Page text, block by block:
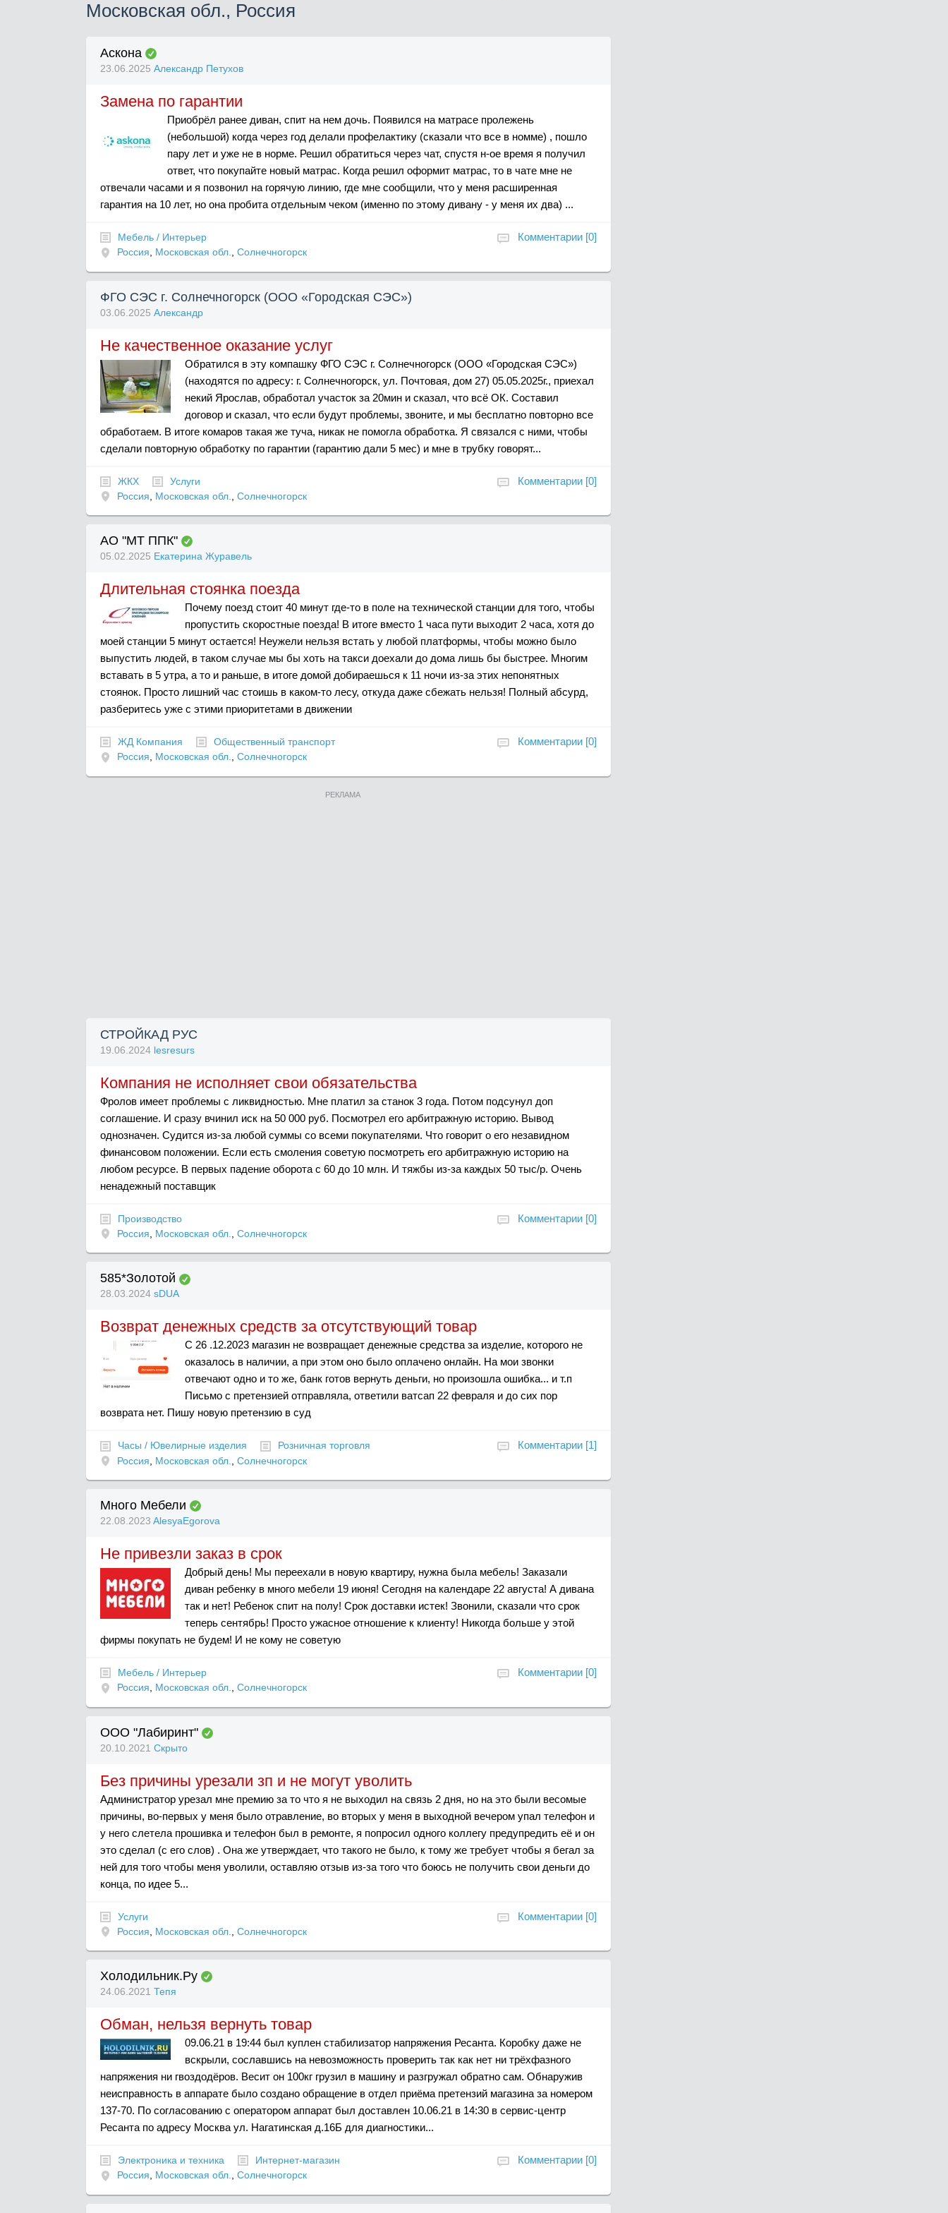
Московская обл., Россия
Аскона
23.06.2025 Александр Петухов
Замена по гарантии
Приобрёл ранее диван, спит на нем дочь. Появился на матрасе пролежень
(небольшой) когда через год делали профелактику (сказали что все в номме) , пошло
пару лет и уже не в норме. Решил обратиться через чат, спустя н-ое время я получил
ответ, что покупайте новый матрас. Когда решил оформит матрас, то в чате мне не
отвечали часами и я позвонил на горячую линию, где мне сообщили, что у меня расширенная
гарантия на 10 лет, но она пробита отдельным чеком (именно по этому дивану - у меня их два) ...
Комментарии [0]
Мебель / Интерьер
Россия, Московская обл., Солнечногорск
ФГО СЭС г. Солнечногорск (ООО «Городская СЭС»)
03.06.2025 Александр
Не качественное оказание услуг
Обратился в эту компашку ФГО СЭС г. Солнечногорск (ООО «Городская СЭС»)
(находятся по адресу: г. Солнечногорск, ул. Почтовая, дом 27) 05.05.2025г., приехал
некий Ярослав, обработал участок за 20мин и сказал, что всё ОК. Составил
договор и сказал, что если будут проблемы, звоните, и мы бесплатно повторно все
обработаем. В итоге комаров такая же туча, никак не помогла обработка. Я связался с ними, чтобы
сделали повторную обработку по гарантии (гарантию дали 5 мес) и мне в трубку говорят...
Комментарии [0]
ЖКХ
Услуги
Россия
Московская обл. Солнечногорск
АО "МТ ППК"
05.02.2025 Екатерина Журавель
Длительная стоянка поезда
Почему поезд стоит 40 минут где-то в поле на технической станции для того, чтобы
пропустить скоростные поезда! В итоге вместо 1 часа пути выходит 2 часа, хотя до
моей станции 5 минут остается! Неужели нельзя встать у любой платформы, чтобы можно было
выпустить людей, в таком случае мы бы хоть на такси доехали до дома лишь бы быстрее. Многим
вставать в 5 утра, а то и раньше, в итоге домой добираешься к 11 ночи из-за этих непонятных
стоянок. Просто лишний час стоишь в каком-то лесу, откуда даже сбежать нельзя! Полный абсурд,
разберитесь уже с этими приоритетами в движении
Комментарии [0]
ЖД Компания
Общественный транспорт
Россия, Московская обл., Солнечногорск
РЕКЛАМА
СТРОЙКАД РУС
19.06.2024 lesresurs
Компания не исполняет свои обязательства
Фролов имеет проблемы с ликвидностью. Мне платил за станок 3 года. Потом подсунул доп
соглашение. И сразу вчинил иск на 50 000 руб. Посмотрел его арбитражную историю. Вывод
однозначен. Судится из-за любой суммы со всеми покупателями. Что говорит о его незавидном
финансовом положении. Если есть смоления советую посмотреть его арбитражную историю на
любом ресурсе. В первых падение оборота с 60 до 10 млн. И тяжбы из-за каждых 50 тыс/р. Очень
ненадежный поставщик
Комментарии [0]
Производство
Россия
Московская обл. Солнечногорск
585*Золотой
28.03.2024 sDUA
Возврат денежных средств за отсутствующий товар
С 26 .12.2023 магазин не возвращает денежные средства за изделие, которого не
оказалось в наличии, а при этом оно было оплачено онлайн. На мои звонки
отвечают одно и то же, банк готов вернуть деньги, но произошла ошибка... и т.п
Письмо с претензией отправляла, ответили ватсап 22 февраля и до сих пор
возврата нет. Пишу новую претензию в суд
Комментарии [1]
Часы / Ювелирные изделия
Розничная торговля
Россия
Московская обл. Солнечногорск
Много Мебели
22.08.2023 AlesyaEgorova
Не привезли заказ в срок
Добрый день! Мы переехали в новую квартиру, нужна была мебель! Заказали
диван ребенку в много мебели 19 июня! Сегодня на календаре 22 августа! А дивана
так и нет! Ребенок спит на полу! Срок доставки истек! Звонили, сказали что срок
теперь сентябрь! Просто ужасное отношение к клиенту! Никогда больше у этой
фирмы покупать не будем! И не кому не советую
Комментарии [0]
Мебель / Интерьер
Россия, Московская обл., Солнечногорск
ООО "Лабиринт"
20.10.2021 Скрыто
Без причины урезали зп и не могут уволить
Администратор урезал мне премию за то что я не выходил на связь 2 дня, но на это были весомые
причины, во-первых у меня было отравление, во вторых у меня в выходной вечером упал телефон и
у него слетела прошивка и телефон был в ремонте, я попросил одного коллегу предупредить её и он
это сделал (с его слов) . Она же утверждает, что такого не было, к тому же требует чтобы я бегал за
ней для того чтобы меня уволили, оставляю отзыв из-за того что боюсь не получить свои деньги до
конца, по идее 5...
Комментарии [0]
Услуги
Россия
Московская обл. Солнечногорск
Холодильник.Ру
24.06.2021 Тепя
Обман, нельзя вернуть товар
09.06.21 в 19:44 был куплен стабилизатор напряжения Ресанта. Коробку даже не
вскрыли, сославшись на невозможность проверить так как нет ни трёхфазного
напряжения ни гвоздодёров. Весит он 100кг грузил в машину и разгружал обратно сам. Обнаружив
неисправность в аппарате было создано обращение в отдел приёма претензий магазина за номером
137-70. По согласованию с оператором аппарат был доставлен 10.06.21 в 14:30 в сервис-центр
Ресанта по адресу Москва ул. Нагатинская д.16Б для диагностики...
Комментарии [0]
Электроника и техника
Интернет-магазин
Россия, Московская обл., Солнечногорск